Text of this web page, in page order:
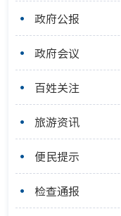
政府公报
政府会议
百姓关注
旅游资讯
便民提示
检查通报